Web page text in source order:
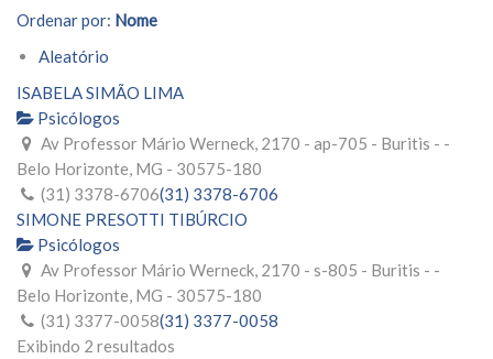
Ordenar por: Nome
Aleatório
ISABELA SIMÃO LIMA
Psicólogos
Av Professor Mário Werneck, 2170 - ap-705 - Buritis - -
Belo Horizonte, MG - 30575-180
(31) 3378-6706(31) 3378-6706
SIMONE PRESOTTI TIBÚRCIO
Psicólogos
Av Professor Mário Werneck, 2170 - s-805 - Buritis - -
Belo Horizonte, MG - 30575-180
(31) 3377-0058(31) 3377-0058
Exibindo 2 resultados